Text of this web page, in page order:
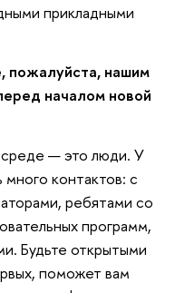
прикладными
пожалуйста, нашим
началом новой
— это люди. У
много контактов: с
ребятами со
программ,
Будьте открытыми
поможет вам